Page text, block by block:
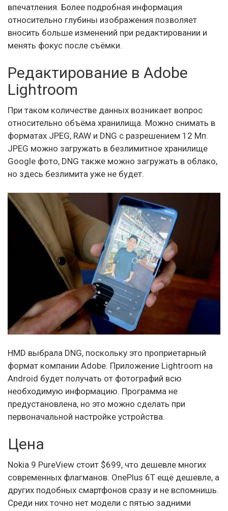
впечатления. Более подробная информация
относительно глубины изображения позволяет
вносить больше изменений при редактировании и
менять фокус после съёмки.
Редактирование в Adobe
Lightroom
При таком количестве данных возникает вопрос
относительно объёма хранилища. Можно снимать в
форматах JPEG, RAW и DNG с разрешением 12 Мп.
JPEG можно загружать в безлимитное хранилище
Google фото, DNG также можно загружать в облако,
но здесь безлимита уже не будет.
HMD выбрала DNG, поскольку это проприетарный
формат компании Adobe. Приложение Lightroom на
Android будет получать от фотографий всю
необходимую информацию. Программа не
предустановлена, но это можно сделать при
первоначальной настройке устройства.
Цена
Nokia 9 PureView стоит $699, что дешевле многих
современных флагманов. OnePlus 6T ещё дешевле, а
других подобных смартфонов сразу и не вспомнишь.
Среди них точно нет модели с пятью задними